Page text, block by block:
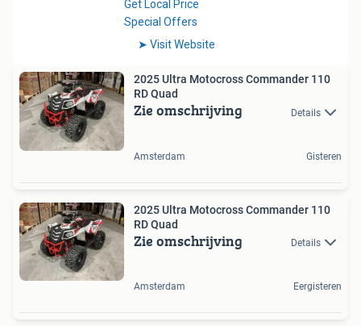
2025 Ultra Motocross Commander 110
RD Quad
Zie omschrijving Details
Amsterdam Gisteren
2025 Ultra Motocross Commander 110
RD Quad
Zie omschrijving Details
Amsterdam Eergisteren